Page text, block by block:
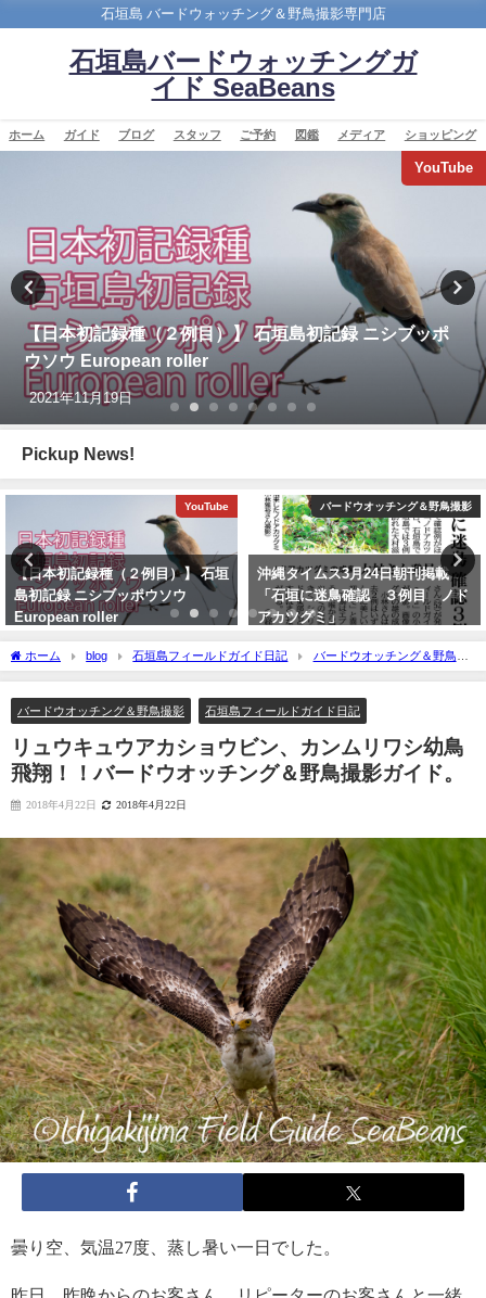
石垣島 バードウォッチング＆野鳥撮影専門店
石垣島バードウォッチングガ
イド SeaBeans
ホーム ガイド ブログ スタッフ ご予約 図鑑 メディア ショッピング
バードウオッチング＆野鳥撮影
沖縄タイムス朝刊「珍鳥 石垣にチベットウタツグミ／
国内で初確認」
2020年2月21日
Pickup News!
バードウオッチング＆野鳥撮影
沖縄タイムス3月24日朝刊掲載
「石垣に迷鳥確認 ３例目 ノド
アカツグミ」
バードウオッチング＆野鳥撮影
今年最初の迷鳥観察記録！！ナン
ヨウショウビン Collared
Kingfisher
ホーム blog 石垣島フィールドガイド日記
バードウオッチング＆野鳥撮
影
リュウキュウアカショウビン、カンムリワシ幼鳥飛翔！！バードウオッチング
バードウオッチング＆野鳥撮影
石垣島フィールドガイド日記
リュウキュウアカショウビン、カンムリワシ幼鳥
飛翔！！バードウオッチング＆野鳥撮影ガイド。
2018年4月22日 2018年4月22日
曇り空、気温27度、蒸し暑い一日でした。